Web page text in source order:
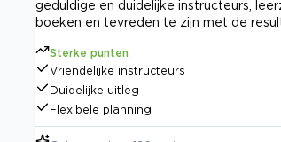
geduldige en duidelijke instructeurs,
boeken en tevreden te zijn met de
Sterke punten
Vriendelijke instructeurs
Duidelijke uitleg
Flexibele planning